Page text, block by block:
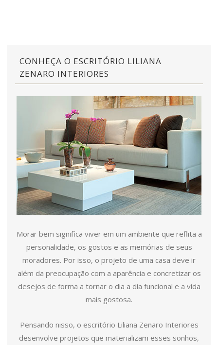
CONHEÇA O ESCRITÓRIO LILIANA
ZENARO INTERIORES
Morar bem significa viver em um ambiente que reflita a
personalidade, os gostos e as memórias de seus
moradores. Por isso, o projeto de uma casa deve ir
além da preocupação com a aparência e concretizar os
desejos de forma a tornar o dia a dia funcional e a vida
mais gostosa.
Pensando nisso, o escritório Liliana Zenaro Interiores
desenvolve projetos que materializam esses sonhos,